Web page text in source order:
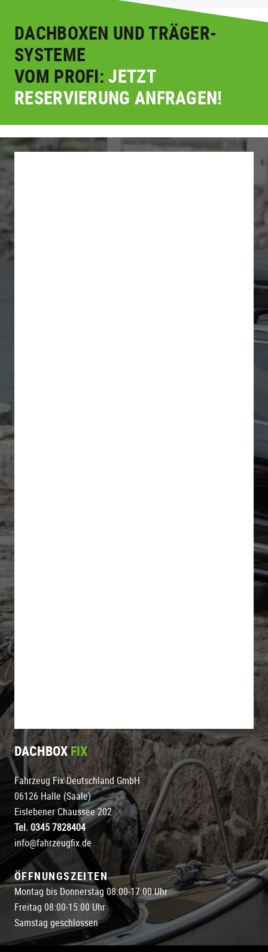
DACHBOXEN UND TRÄGER-
SYSTEME
VOM PROFI:JETZT
RESERVIERUNG ANFRAGEN!
DACHBOXFIX
Fahrzeug Fix Deutschland GmbH
06126 Halle (Saale)
Eislebener Chaussee 202
Tel. 0345 7828404
info@fahrzeugfix.de
ÖFFNUNGSZEITEN
Montag bis Donnerstag 08:00-17:00 Uhr
Freitag 08:00-15:00 Uhr
Samstag geschlossen